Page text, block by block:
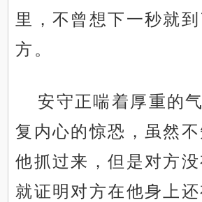
里，不曾想下一秒就
方。
安守正喘着厚重的
复内心的惊恐，虽然
他抓过来，但是对方
就证明对方在他身上还